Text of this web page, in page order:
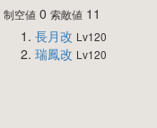
制空値 0 索敵値 11
長月改 Lv120
瑞鳳改 Lv120